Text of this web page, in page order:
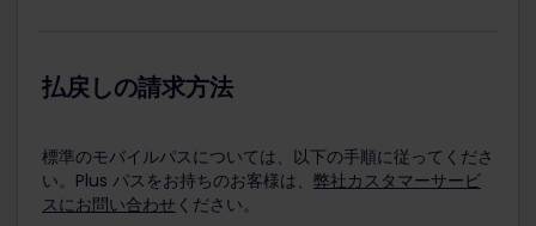
払戻しの請求方法
標準のモバイルパスについては、以下の手順に従ってくださ
い。Plus パスをお持ちのお客様は、 弊社カスタマーサービ
スにお問い合わせ ください。